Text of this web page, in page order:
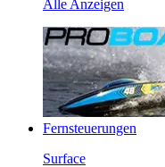
Alle Anzeigen
Fernsteuerungen
Surface